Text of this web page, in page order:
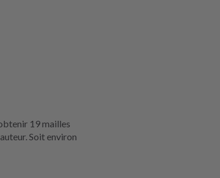
19 mailles
Soit environ